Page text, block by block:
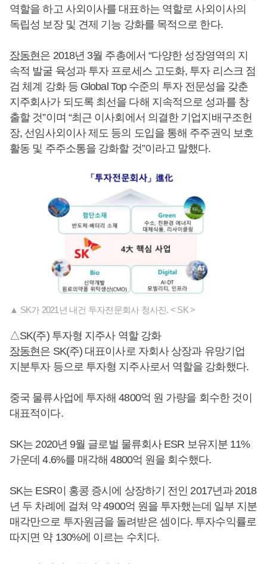
역할을 하고 사외이사를 대표하는 역할로 사외이사의
독립성 보장 및 견제 기능 강화를 목적으로 한다.
장동현은 2018년 3월 주총에서 “다양한 성장영역의 지
속적 발굴 육성과 투자 프로세스 고도화, 투자 리스크 점
검 체계 강화 등 Global Top 수준의 투자 전문성을 갖춘
지주회사가 되도록 최선을 다해 지속적으로 성과를 창
출할 것”이며 “최근 이사회에서 의결한 기업지배구조헌
장, 선임사외이사 제도 등의 도입을 통해 주주권익 보호
활동 및 주주소통을 강화할 것”이라고 말했다.
▲ SK가 2021년 내건 투자전문회사 청사진. < SK >
△SK(주) 투자형 지주사 역할 강화
장동현은 SK(주) 대표이사로 자회사 상장과 유망기업
지분투자 등으로 투자형 지주사로서 역할을 강화했다.
중국 물류사업에 투자해 4800억 원 가량을 회수한 것이
대표적이다.
SK는 2020년 9월 글로벌 물류회사 ESR 보유지분 11%
가운데 4.6%를 매각해 4800억 원을 회수했다.
SK는 ESR이 홍콩 증시에 상장하기 전인 2017년과 2018
년 두 차례에 걸쳐 약 4900억 원을 투자했는데 일부 지분
매각만으로 투자원금을 돌려받은 셈이다. 투자수익률로
따지면 약 130%에 이르는 수치다.